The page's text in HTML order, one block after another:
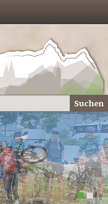
Suchen
1 2